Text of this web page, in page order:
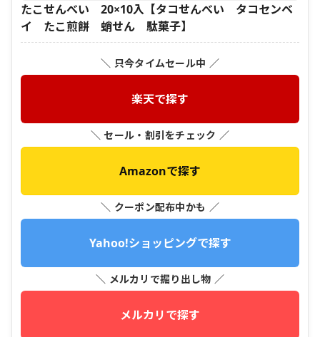
たこせんべい 20×10入【タコせんべい タコセンベ
イ たこ煎餅 蛸せん 駄菓子】
＼ 只今タイムセール中 ／
楽天で探す
＼ セール・割引をチェック ／
Amazonで探す
＼ クーポン配布中かも ／
Yahoo!ショッピングで探す
＼ メルカリで掘り出し物 ／
メルカリで探す